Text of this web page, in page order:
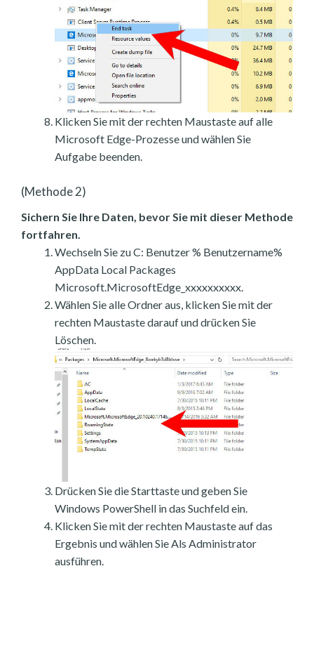
Klicken Sie mit der rechten Maustaste auf alle
Microsoft Edge-Prozesse und wählen Sie
Aufgabe beenden.
(Methode 2)
Sichern Sie Ihre Daten, bevor Sie mit dieser Methode
fortfahren.
Wechseln Sie zu C: Benutzer % Benutzername%
AppData Local Packages
Microsoft.MicrosoftEdge_xxxxxxxxxx.
Wählen Sie alle Ordner aus, klicken Sie mit der
rechten Maustaste darauf und drücken Sie
Löschen.
Drücken Sie die Starttaste und geben Sie
Windows PowerShell in das Suchfeld ein.
Klicken Sie mit der rechten Maustaste auf das
Ergebnis und wählen Sie Als Administrator
ausführen.